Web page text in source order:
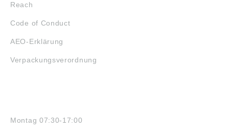
Reach
Code of Conduct
AEO-Erklärung
Verpackungsverordnung
Montag 07:30-17:00